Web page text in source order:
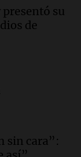
ante la
a
advirtió
su
de
sin cara”: